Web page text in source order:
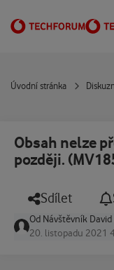
Úvodní stránka
Obsah nelze
později.
Sdílet
Od Návštěvník
20. listopadu 2021